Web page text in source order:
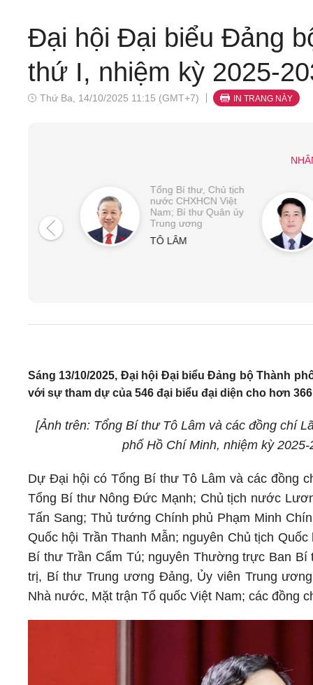
Đại hội Đại biểu Đảng
thứ I, nhiệm kỳ 2025-
Thứ Ba, 14/10/2025 11:15 (GMT+7) IN TRANG NÀY
Tổng Bí thư, Chủ tịch
nước CHXHCN Việt
Nam; Bí thư Quân ủy
Trung ương
TÔ LÂM
Sáng 13/10/2025, Đại hội Đại biểu Đảng bộ Thành
với sự tham dự của 546 đại biểu đại diện cho hơn
[Ảnh trên: Tổng Bí thư Tô Lâm và các đồng chí
phố Hồ Chí Minh, nhiệm kỳ
Dự Đại hội có Tổng Bí thư Tô Lâm và các đồng
Tổng Bí thư Nông Đức Mạnh; Chủ tịch nước
Tấn Sang; Thủ tướng Chính phủ Phạm Minh
Quốc hội Trần Thanh Mẫn; nguyên Chủ tịch
Bí thư Trần Cẩm Tú; nguyên Thường trực Ban
trị, Bí thư Trung ương Đảng, Ủy viên Trung
Nhà nước, Mặt trận Tổ quốc Việt Nam; các đồng